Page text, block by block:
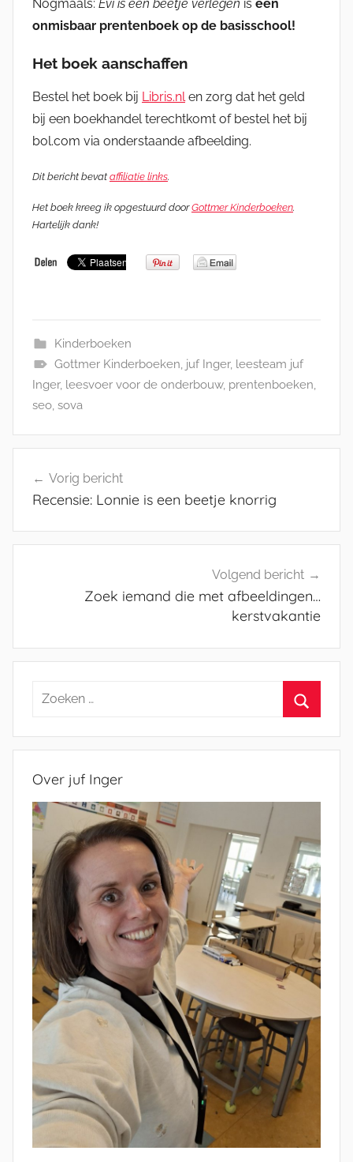
Nogmaals: Evi is een beetje verlegen is een
onmisbaar prentenboek op de basisschool!
Het boek aanschaffen
Bestel het boek bij Libris.nlen zorg dat het geld
bij een boekhandel terechtkomt of bestel het bij
bol.com via onderstaande afbeelding.
Dit bericht bevat affiliatie links.
Het boek kreeg ik opgestuurd doorGottmer Kinderboeken.
Hartelijk dank!
Kinderboeken
Gottmer Kinderboeken, juf Inger, leesteam juf
Inger, leesvoer voor de onderbouw, prentenboeken,
seo, sova
navigatie
Vorig bericht
Recensie: Lonnie is een beetje knorrig
Volgend bericht
Zoek iemand die met afbeeldingen…
kerstvakantie
Zoeken
Over juf Inger